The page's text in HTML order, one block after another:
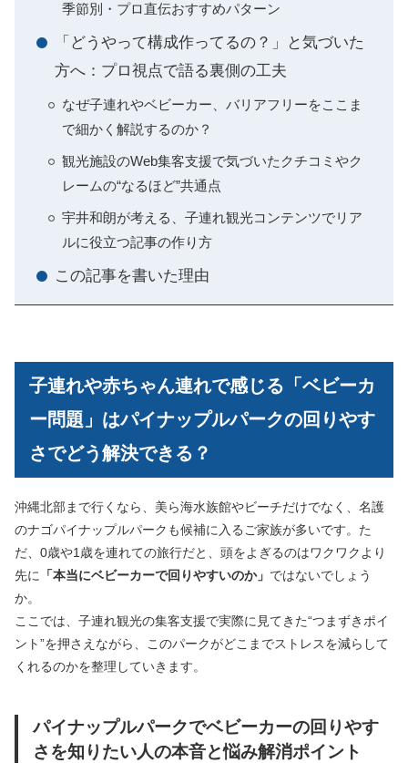
季節別・プロ直伝おすすめパターン
「どうやって構成作ってるの？」と気づいた
方へ：プロ視点で語る裏側の工夫
なぜ子連れやベビーカー、バリアフリーをここま
で細かく解説するのか？
観光施設のWeb集客支援で気づいたクチコミやク
レームの“なるほど”共通点
宇井和朗が考える、子連れ観光コンテンツでリア
ルに役立つ記事の作り方
この記事を書いた理由
子連れや赤ちゃん連れで感じる「ベビーカ
ー問題」はパイナップルパークの回りやす
さでどう解決できる？
沖縄北部まで行くなら、美ら海水族館やビーチだけでなく、名護
のナゴパイナップルパークも候補に入るご家族が多いです。た
だ、0歳や1歳を連れての旅行だと、頭をよぎるのはワクワクより
先に
「本当にベビーカーで回りやすいのか」 ではないでしょう
か。
ここでは、子連れ観光の集客支援で実際に見てきた“つまずきポイ
ント”を押さえながら、このパークがどこまでストレスを減らして
くれるのかを整理していきます。
パイナップルパークでベビーカーの回りやす
さを知りたい人の本音と悩み解消ポイント